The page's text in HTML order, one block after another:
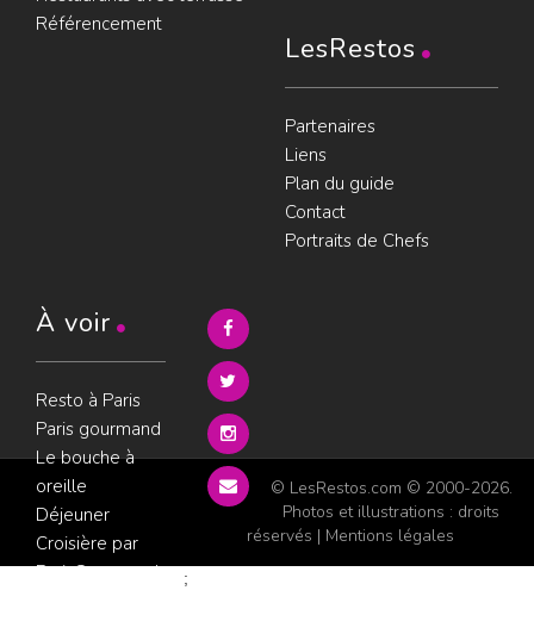
Référencement
LesRestos
Partenaires
Liens
Plan du guide
Contact
Portraits de Chefs
À voir
Resto à Paris
Paris gourmand
Le bouche à
oreille
Déjeuner
Croisière par
ParisGourmand
© LesRestos.com © 2000-2026.
Photos et illustrations : droits
réservés | Mentions légales
;